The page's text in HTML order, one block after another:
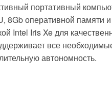
портативный
8Gb оперативной памяти
Intel Iris Xe для
все
автономность.